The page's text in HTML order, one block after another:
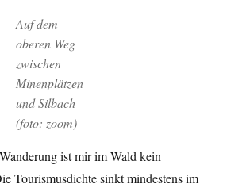
Auf dem
oberen Weg
zwischen
Minenplätzen
und Silbach
(foto: zoom)
ist mir im Wald kein
Tourismusdichte sinkt mindestens im